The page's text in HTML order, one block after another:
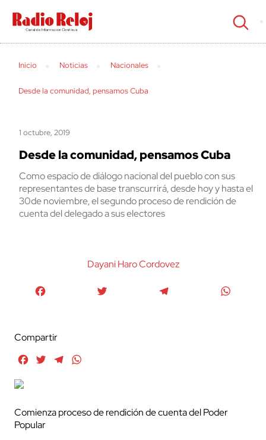
cerrar
Inicio Noticias Nacionales
Desde la comunidad, pensamos Cuba
1 octubre, 2019
Desde la comunidad, pensamos Cuba
Como espacio de diálogo nacional del pueblo con sus
representantes de base transcurrirá, desde hoy y hasta el
30de noviembre, el segundo proceso de rendición de
cuenta del delegado a sus electores
Dayani Haro Cordovez
Compartir
FacebookTwitterTelegram
Comienza proceso de rendición de cuenta del Poder
Popular